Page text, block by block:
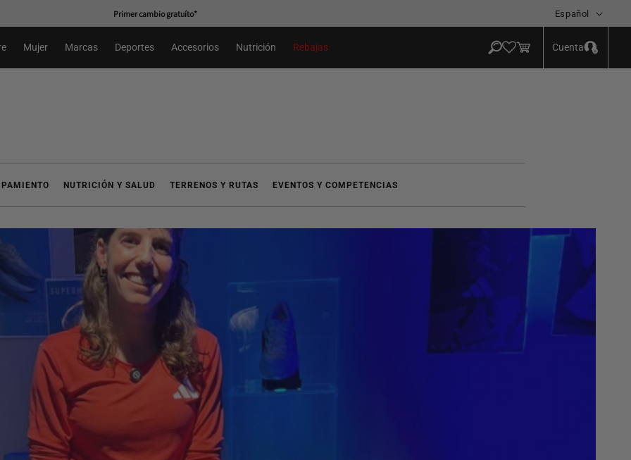
Primer cambio gratuíto* Español
Mujer Marcas Deportes Accesorios Nutrición Rebajas Carrito Cuenta
Iniciar
sesión
NUTRICIÓN Y SALUD TERRENOS Y RUTAS EVENTOS Y COMPETENCIAS